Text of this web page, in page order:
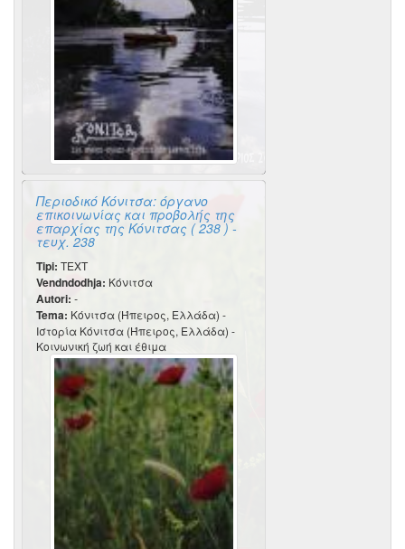
Περιοδικό Κόνιτσα: όργανο
επικοινωνίας και προβολής της
επαρχίας της Κόνιτσας ( 238 ) -
τευχ. 238
Tipi: TEXT
Vendndodhja: Κόνιτσα
Autori: -
Tema: Κόνιτσα (Ήπειρος, Ελλάδα) -
Ιστορία Κόνιτσα (Ήπειρος, Ελλάδα) -
Κοινωνική ζωή και έθιμα